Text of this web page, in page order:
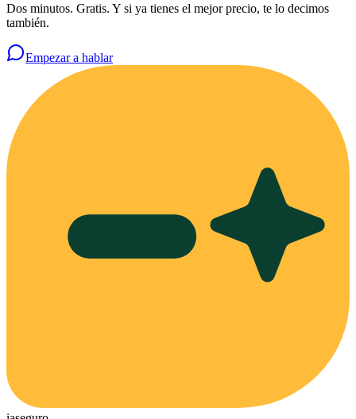
Dos minutos. Gratis. Y si ya tienes el mejor precio, te lo decimos
también.
Empezar a hablar